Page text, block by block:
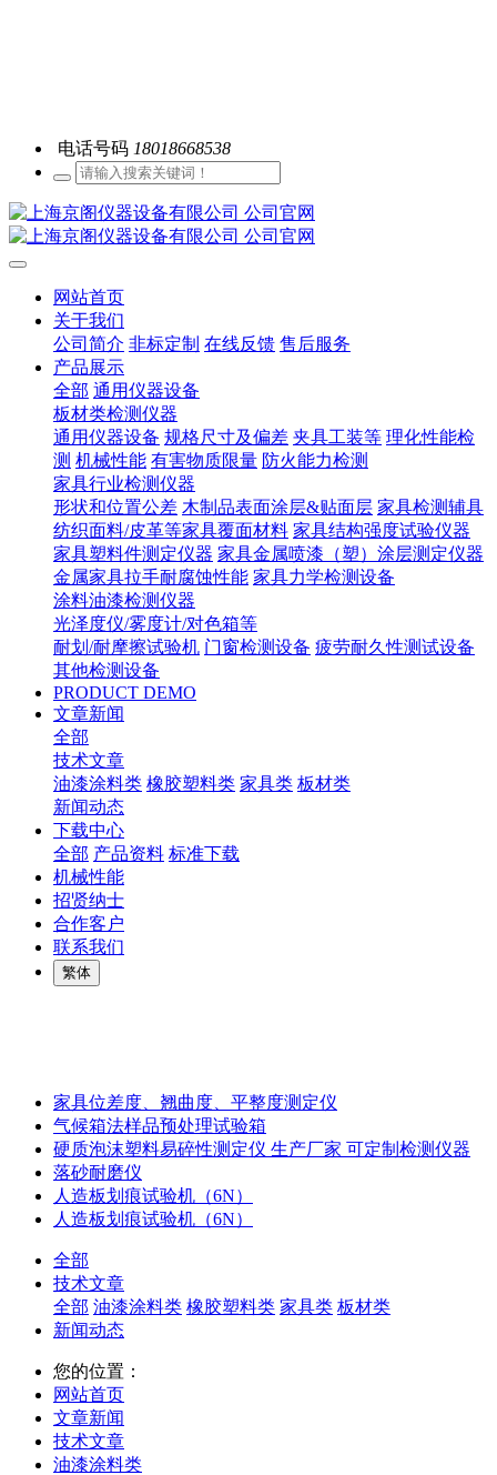
电话号码 18018668538
网站首页
关于我们
公司简介 非标定制 在线反馈 售后服务
产品展示
全部 通用仪器设备
板材类检测仪器
通用仪器设备 规格尺寸及偏差 夹具工装等 理化性能检
测 机械性能 有害物质限量 防火能力检测
家具行业检测仪器
形状和位置公差 木制品表面涂层&贴面层 家具检测辅具
纺织面料/皮革等家具覆面材料 家具结构强度试验仪器
家具塑料件测定仪器 家具金属喷漆（塑）涂层测定仪器
金属家具拉手耐腐蚀性能 家具力学检测设备
涂料油漆检测仪器
光泽度仪/雾度计/对色箱等
耐划/耐摩擦试验机 门窗检测设备 疲劳耐久性测试设备
其他检测设备
PRODUCT DEMO
文章新闻
全部
技术文章
油漆涂料类 橡胶塑料类 家具类 板材类
新闻动态
下载中心
全部 产品资料 标准下载
机械性能
招贤纳士
合作客户
联系我们
繁体
家具位差度、翘曲度、平整度测定仪
气候箱法样品预处理试验箱
硬质泡沫塑料易碎性测定仪 生产厂家 可定制检测仪器
落砂耐磨仪
人造板划痕试验机（6N）
人造板划痕试验机（6N）
全部
技术文章
全部 油漆涂料类 橡胶塑料类 家具类 板材类
新闻动态
您的位置：
网站首页
文章新闻
技术文章
油漆涂料类